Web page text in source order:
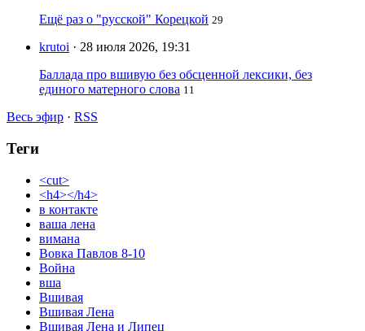
Ещё раз о "русской" Корецкой 29
krutoi · 28 июля 2026, 19:31
Баллада про вшивую без обсценной лексики, без
единого матерного слова 11
Весь эфир · RSS
Теги
<cut>
<h4></h4>
в контакте
ваша лена
вимана
Вовка Павлов 8-10
Война
вша
Вшивая
Вшивая Лена
Вшивая Лена и Липец